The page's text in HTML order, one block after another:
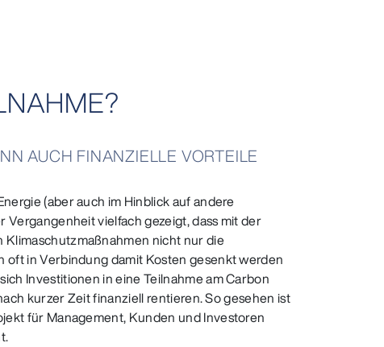
AUCH FINANZIELLE VORTEILE
(aber auch im Hinblick auf andere
Vergangenheit vielfach gezeigt, dass mit der
nicht nur die
oft in Verbindung damit Kosten gesenkt werden
Investitionen in eine Teilnahme am Carbon
kurzer Zeit finanziell rentieren. So gesehen ist
für Management, Kunden und Investoren